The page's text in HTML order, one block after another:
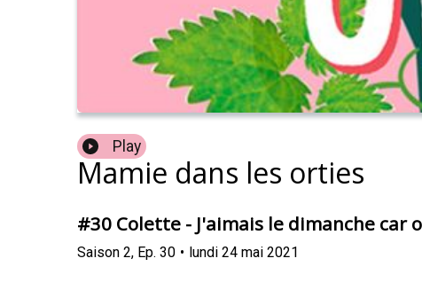
Play
Mamie dans les orties
#30 Colette - J'aimais le dimanche car
Saison 2, Ep. 30 • lundi 24 mai 2021